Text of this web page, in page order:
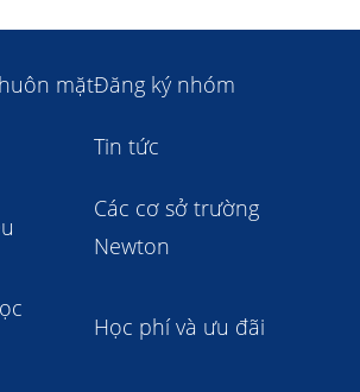
mặtĐăng ký nhóm
Tin tức
Các cơ sở trường
Newton
Học phí và ưu đãi